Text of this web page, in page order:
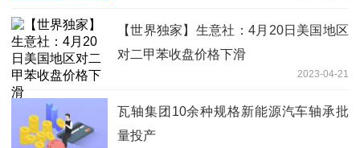
【世界独家】生意社：4月20日美国地区
对二甲苯收盘价格下滑
2023-04-21
瓦轴集团10余种规格新能源汽车轴承批
量投产